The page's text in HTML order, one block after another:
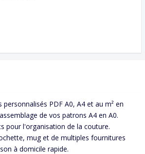
PDF A0, A4 et au m² en
de vos patrons A4 en A0.
pour l'organisation de la couture.
mug et de multiples fournitures
à domicile rapide.